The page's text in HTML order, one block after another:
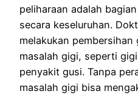
peliharaan adalah
secara keseluruhan.
melakukan
masalah gigi, seperti
penyakit gusi. Tanpa
masalah gigi bisa